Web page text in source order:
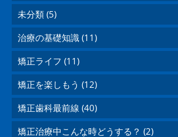
未分類 (5)
治療の基礎知識 (11)
矯正ライフ (11)
矯正を楽しもう (12)
矯正歯科最前線 (40)
矯正治療中こんな時どうする？ (2)